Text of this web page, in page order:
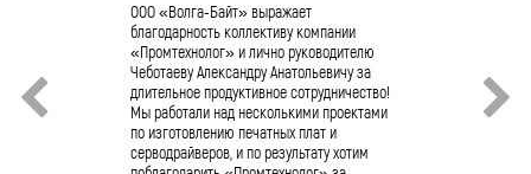
ООО «Волга-Байт» выражает
благодарность коллективу компании
«Промтехнолог» и лично руководителю
Чеботаеву Александру Анатольевичу за
длительное продуктивное сотрудничество!
Мы работали над несколькими проектами
по изготовлению печатных плат и
серводрайверов, и по результату хотим
4/11/10/400
Полученное